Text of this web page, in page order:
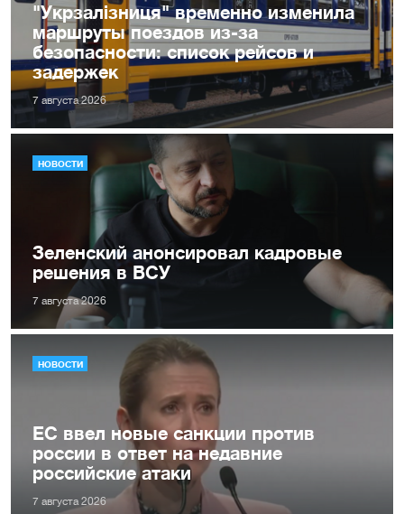
"Укрзалізниця" временно изменила
маршруты поездов из-за
безопасности: список рейсов и
задержек
7 августа 2026
НОВОСТИ
Зеленский анонсировал кадровые
решения в ВСУ
7 августа 2026
НОВОСТИ
ЕС ввел новые санкции против
россии в ответ на недавние
российские атаки
7 августа 2026